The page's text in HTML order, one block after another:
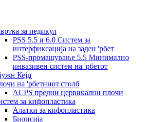
за педикул
PSS 5.5 и 6.0 Систем за
интерфиксација на заден 'рбет
PSS-промашување 5.5 Минимално
инвазивен систем на 'рбетот
Кејџ
на 'рбетниот столб
ACPS предни цервикални плочи
за кифопластика
Алатки за кифопластика
Биопсија